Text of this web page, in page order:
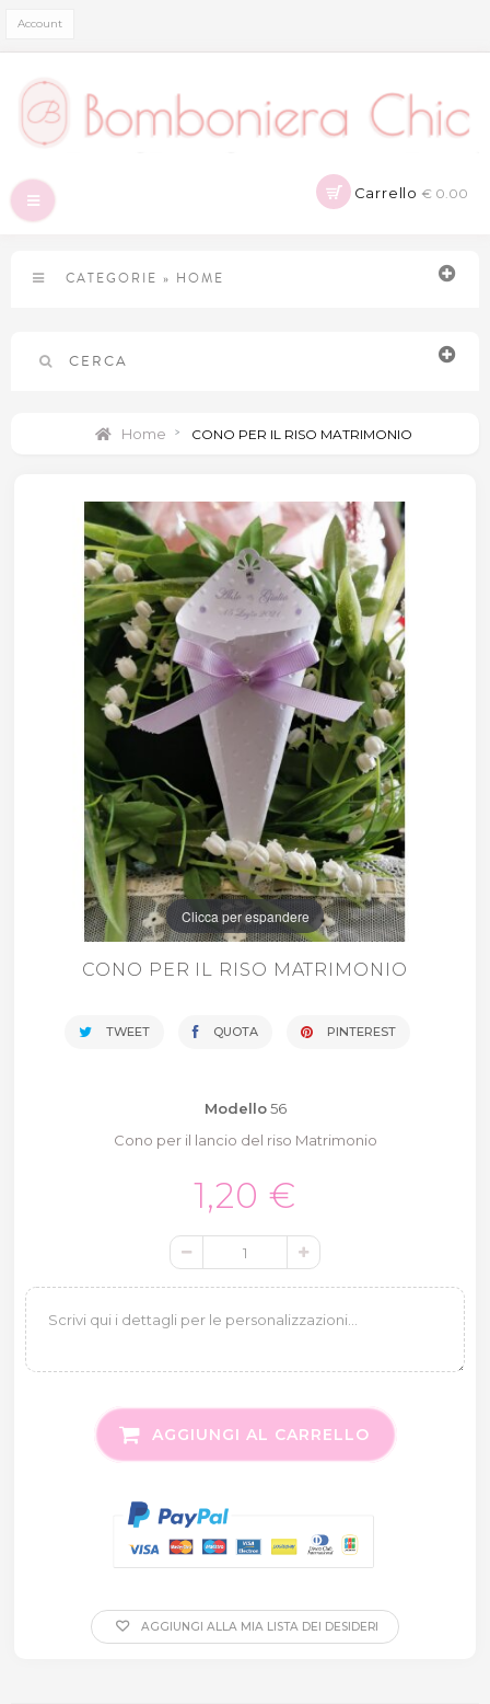
Account
Carrello € 0.00
Navigazione
Toggle
CATEGORIE » HOME
CERCA
Home > CONO PER IL RISO MATRIMONIO
Clicca per espandere
CONO PER IL RISO MATRIMONIO
TWEET QUOTA PINTEREST
Modello 56
Cono per il lancio del riso Matrimonio
1,20 €
AGGIUNGI AL CARRELLO
AGGIUNGI ALLA MIA LISTA DEI DESIDERI